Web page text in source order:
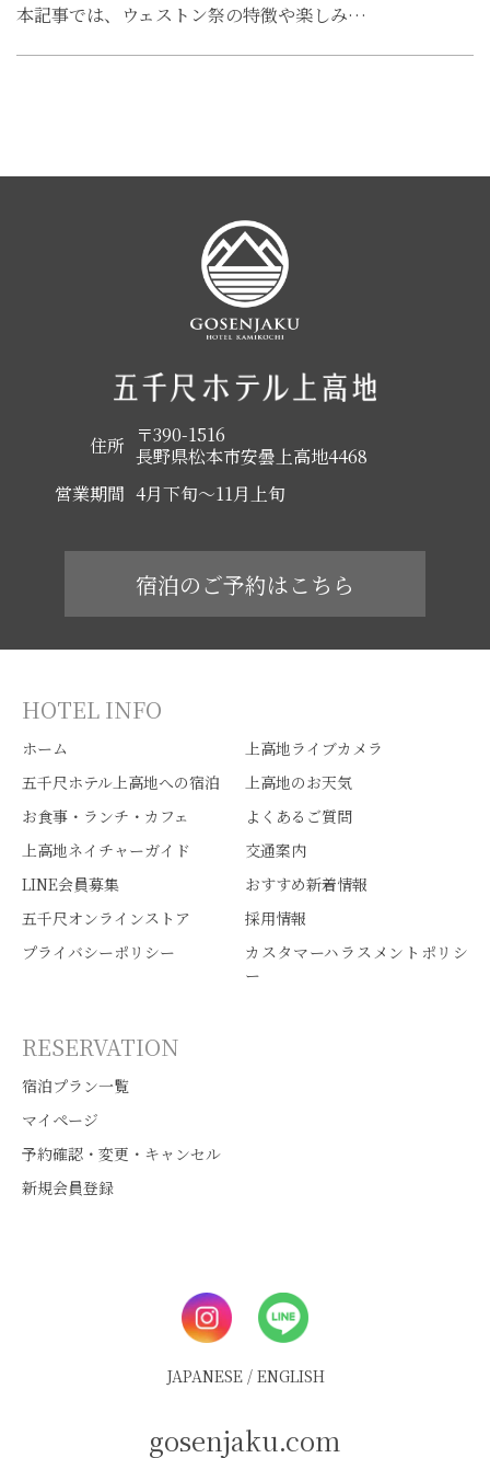
本記事では、ウェストン祭の特徴や楽しみ…
住所
〒390-1516
長野県松本市安曇上高地4468
営業期間 4月下旬～11月上旬
宿泊のご予約はこちら
HOTEL INFO
ホーム
上高地ライブカメラ
五千尺ホテル上高地への宿泊
上高地のお天気
お食事・ランチ・カフェ
よくあるご質問
上高地ネイチャーガイド
交通案内
LINE会員募集
おすすめ新着情報
五千尺オンラインストア
採用情報
プライバシーポリシー
カスタマーハラスメントポリシ
ー
RESERVATION
宿泊プラン一覧
マイページ
予約確認・変更・キャンセル
新規会員登録
JAPANESE/ ENGLISH
gosenjaku.com